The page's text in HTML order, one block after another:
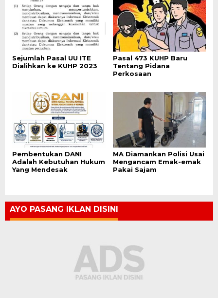
Sejumlah Pasal UU ITE
Dialihkan ke KUHP 2023
Pasal 473 KUHP Baru
Tentang Pidana
Perkosaan
Pembentukan DANI
Adalah Kebutuhan Hukum
Yang Mendesak
MA Diamankan Polisi Usai
Mengancam Emak-emak
Pakai Sajam
AYO PASANG IKLAN DISINI